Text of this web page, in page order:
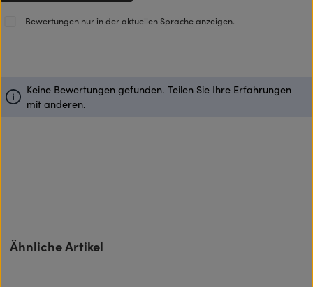
Bewertungen nur in der aktuellen Sprache anzeigen.
Keine Bewertungen gefunden. Teilen Sie Ihre Erfahrungen
mit anderen.
Produktgalerie überspringen
Ähnliche Artikel